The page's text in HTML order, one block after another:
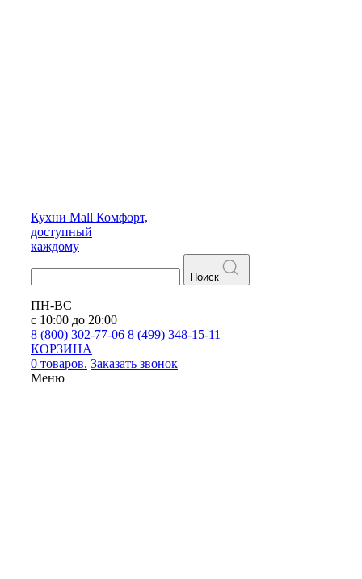
Кухни Mall Комфорт,
доступный
каждому
Поиск
ПН-ВС
с 10:00 до 20:00
8 (800) 302-77-06 8 (499) 348-15-11
КОРЗИНА
0 товаров. Заказать звонок
Меню